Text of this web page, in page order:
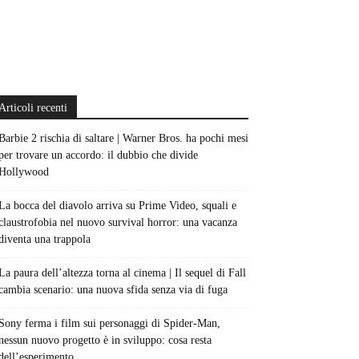
recenti
2 rischia di saltare | Warner Bros. ha pochi mesi
trovare un accordo: il dubbio che divide
bocca del diavolo arriva su Prime Video, squali e
nel nuovo survival horror: una vacanza
una trappola
paura dell’altezza torna al cinema | Il sequel di Fall
scenario: una nuova sfida senza via di fuga
ferma i film sui personaggi di Spider-Man,
nuovo progetto è in sviluppo: cosa resta